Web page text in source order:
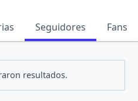
Seguidores Fans
resultados.